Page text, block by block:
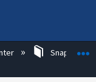
たたむSnapCenter